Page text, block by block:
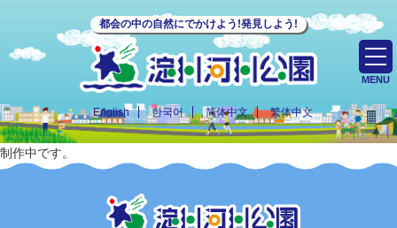
都会の中の自然にでかけよう!発見しよう!
English 한국어 简体中文 繁体中文
MENU
制作中です。